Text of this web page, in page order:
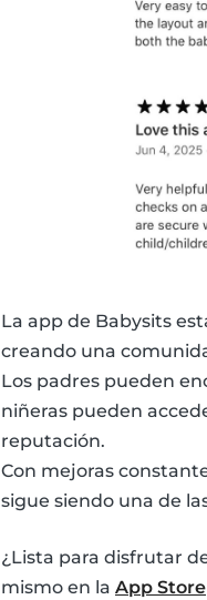
La app de Babysits
creando una
Los padres pueden
niñeras pueden
reputación.
Con mejoras
sigue siendo una de
¿Lista para disfrutar
mismo en la App Store